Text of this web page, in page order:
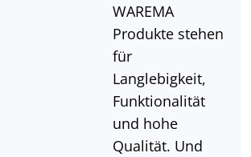
WAREMA
Produkte stehen
für
Langlebigkeit,
Funktionalität
und hohe
Qualität. Und